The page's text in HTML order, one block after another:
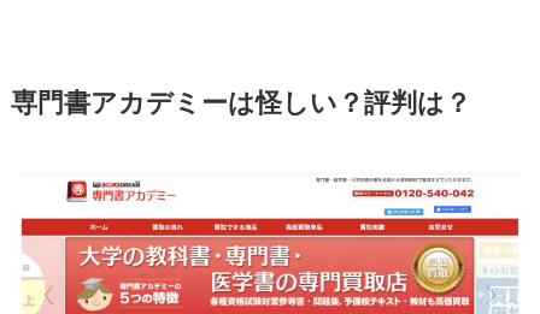
専門書アカデミーは怪しい？評判は？